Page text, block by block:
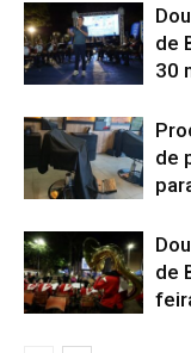
de
30
de
de